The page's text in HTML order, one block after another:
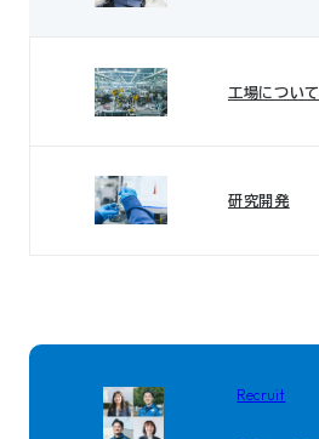
工場について
研究開発
Recruit